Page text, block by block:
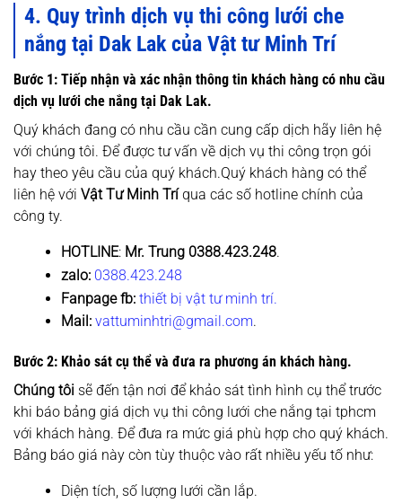
4. Quy trình dịch vụ thi công lưới che
nắng tại Dak Lak của Vật tư Minh Trí
Bước 1: Tiếp nhận và xác nhận thông tin khách hàng có nhu cầu
dịch vụ lưới che nắng tại Dak Lak.
Quý khách đang có nhu cầu cần cung cấp dịch hãy liên hệ
với chúng tôi. Để được tư vấn về dịch vụ thi công trọn gói
hay theo yêu cầu của quý khách.Quý khách hàng có thể
liên hệ với Vật Tư Minh Trí qua các số hotline chính của
công ty.
HOTLINE: Mr. Trung 0388.423.248.
zalo: 0388.423.248
Fanpage fb: thiết bị vật tư minh trí.
Mail: vattuminhtri@gmail.com.
Bước 2: Khảo sát cụ thể và đưa ra phương án khách hàng.
Chúng tôi sẽ đến tận nơi để khảo sát tình hình cụ thể trước
khi báo bảng giá dịch vụ thi công lưới che nắng tại tphcm
với khách hàng. Để đưa ra mức giá phù hợp cho quý khách.
Bảng báo giá này còn tùy thuộc vào rất nhiều yếu tố như:
Diện tích, số lượng lưới cần lắp.